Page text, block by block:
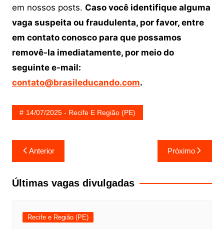
em nossos posts. Caso você identifique alguma
vaga suspeita ou fraudulenta, por favor, entre
em contato conosco para que possamos
removê-la imediatamente, por meio do
seguinte e-mail:
contato@brasileducando.com.
14/07/2025 - Recife E Região (PE)
Navegação
de
Post
Anterior Próximo
Últimas vagas divulgadas
Recife e Região (PE)